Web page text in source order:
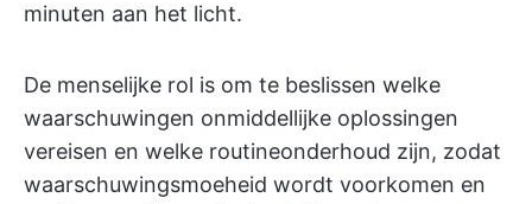
minuten aan het licht.
De menselijke rol is om te beslissen welke
waarschuwingen onmiddellijke oplossingen
vereisen en welke routineonderhoud zijn, zodat
waarschuwingsmoeheid wordt voorkomen en